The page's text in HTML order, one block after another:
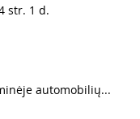
str. 1 d.
automobilių...